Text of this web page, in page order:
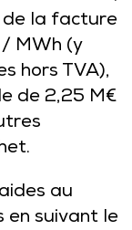
de la facture
MWh (y
hors TVA),
de 2,25 M€
au
en suivant le